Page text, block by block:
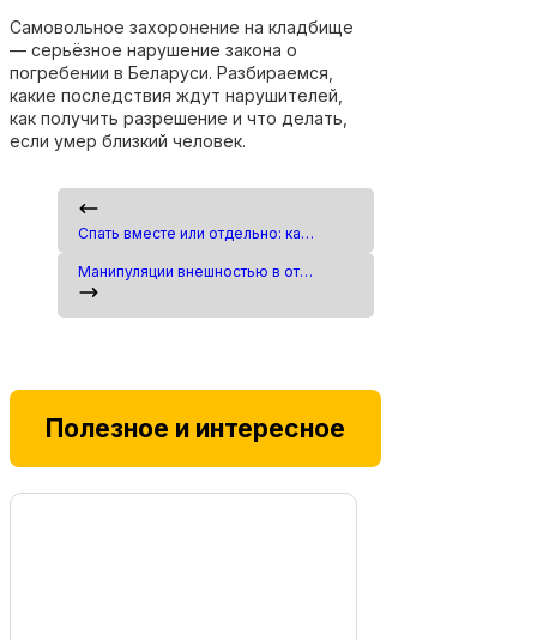
Самовольное захоронение на кладбище
— серьёзное нарушение закона о
погребении в Беларуси. Разбираемся,
какие последствия ждут нарушителей,
как получить разрешение и что делать,
если умер близкий человек.
Спать вместе или отдельно: как ночной отдых влияет на близость, доверие и гармонию в отношениях
Манипуляции внешностью в отношениях: как распознать скрытое обесценивание
Полезное и интересное